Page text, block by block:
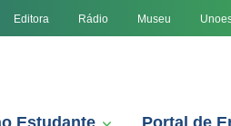
Editora Rádio Museu
Estudante Portal de